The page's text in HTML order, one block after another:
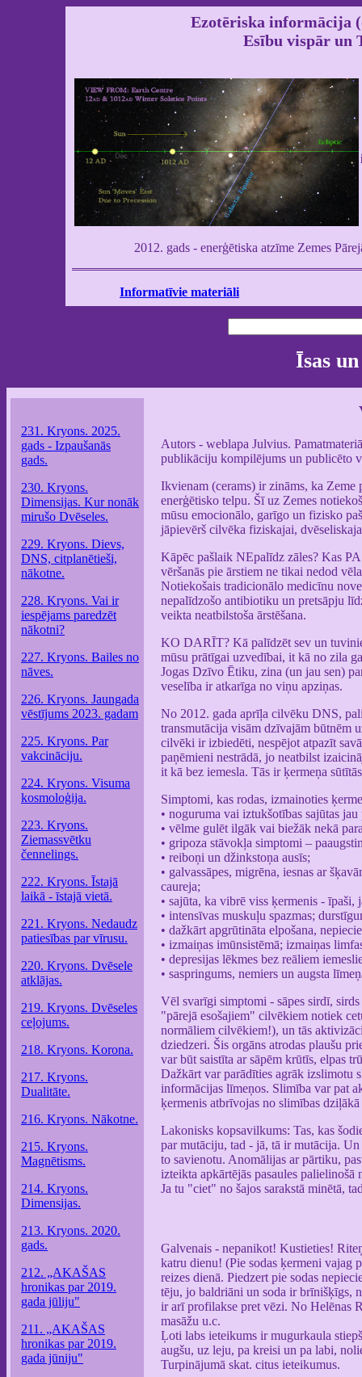
Ezotēriska informācija
Esību vispār un
2012. gads - enerģētiska atzīme Zemes
Informatīvie materiāli
Īsas
231. Kryons. 2025.
gads - Izpaušanās
gads.
230. Kryons.
Dimensijas. Kur nonāk
mirušo Dvēseles.
229. Kryons. Dievs,
DNS, citplanētieši,
nākotne.
228. Kryons. Vai ir
iespējams paredzēt
nākotni?
227. Kryons. Bailes no
nāves.
226. Kryons. Jaungada
vēstījums 2023. gadam
225. Kryons. Par
vakcināciju.
224. Kryons. Visuma
kosmoloģija.
223. Kryons.
Ziemassvētku
čennelings.
222. Kryons. Īstajā
laikā - īstajā vietā.
221. Kryons. Nedaudz
patiesības par vīrusu.
220. Kryons. Dvēsele
atklājas.
219. Kryons. Dvēseles
ceļojums.
218. Kryons. Korona.
217. Kryons.
Dualitāte.
216. Kryons. Nākotne.
215. Kryons.
Magnētisms.
214. Kryons.
Dimensijas.
213. Kryons. 2020.
gads.
212. „AKAŠAS
hronikas par 2019.
gada jūliju"
211. „AKAŠAS
hronikas par 2019.
gada jūniju"
Autors - weblapa Julvius.
publikāciju kompilējums un publicēto
Ikvienam (cerams) ir zināms, ka Zeme
enerģētisko telpu. Šī uz Zemes
mūsu emocionālo, garīgo un fizisko
jāpievērš cilvēka fiziskajai,
Kāpēc pašlaik NEpalīdz zāles? Kas
vēršanās pie ārstiem ne tikai nedod
Notiekošais tradicionālo medicīnu
nepalīdzošo antibiotiku un pretsāpju
veikta neatbilstoša ārstēšana.
KO DARĪT? Kā palīdzēt sev un
mūsu prātīgai uzvedībai, it kā no zila
Jogas Dzīvo Ētiku, zina (un jau sen)
veselība ir atkarīga no viņu apziņas.
No 2012. gada aprīļa cilvēku DNS,
transmutācija visām dzīvajām būtnēm
cilvēki ir izbiedēti, nespējot atpazīt
paņēmieni nestrādā, jo neatbilst
it kā bez iemesla. Tās ir ķermeņa
Simptomi, kas rodas, izmainoties
• noguruma vai iztukšotības sajūtas
• vēlme gulēt ilgāk vai biežāk nekā
• gripoza stāvokļa simptomi –
• reiboņi un džinkstoņa ausīs;
• galvassāpes, migrēna, iesnas ar
caureja;
• sajūta, ka vibrē viss ķermenis -
• intensīvas muskuļu spazmas;
• dažkārt apgrūtināta elpošana,
• izmaiņas imūnsistēmā; izmaiņas
• depresijas lēkmes bez reāliem
• saspringums, nemiers un augsta
Vēl svarīgi simptomi - sāpes sirdī,
"pārejā esošajiem" cilvēkiem notiek
normāliem cilvēkiem!), un tās
dziedzeri. Šis orgāns atrodas plaušu
var būt saistīta ar sāpēm krūtīs, elpas
Dažkārt var parādīties agrāk izslimotu
informācijas līmeņos. Slimība var pat
ķermenis atbrīvojas no slimības
Lakonisks kopsavilkums: Tas, kas
par mutāciju, tad - jā, tā ir mutācija.
to savienotu. Anomālijas ar pārtiku,
izteikta apkārtējās pasaules
Ja tu "ciet" no šajos sarakstā minētā,
Galvenais - nepanikot! Kustieties!
katru dienu! (Pie sodas ķermeni vajag
reizes dienā. Piedzert pie sodas
tēju, jo baldriāni un soda ir brīnišķīgs,
ir arī profilakse pret vēzi. No Helēnas
masāžu u.c.
Ļoti labs ieteikums ir mugurkaula
augšu, uz leju, pa kreisi un pa labi,
Turpinājumā skat. citus ieteikumus.